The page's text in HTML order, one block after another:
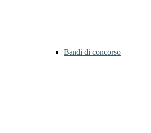
Bandi di concorso